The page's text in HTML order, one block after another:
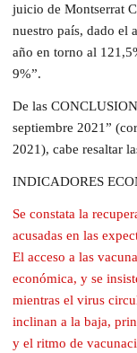
juicio de Montserrat
nuestro país, dado el
año en torno al
9%”.
De las
septiembre 2021”
2021), cabe resaltar
INDICADORES
Se constata la
acusadas en las
El acceso a las
económica, y se
mientras el virus
inclinan a la baja,
y el ritmo de